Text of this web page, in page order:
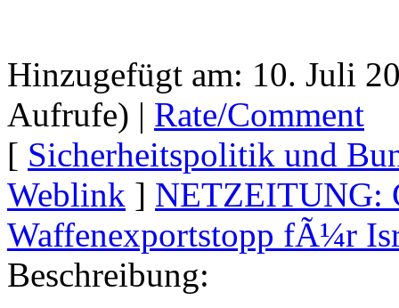
Hinzugefügt am: 10. Juli
Aufrufe) | Rate/Comment
[ Sicherheitspolitik und
Weblink ] NETZEITUNG:
Waffenexportstopp fÃ¼r
Beschreibung: